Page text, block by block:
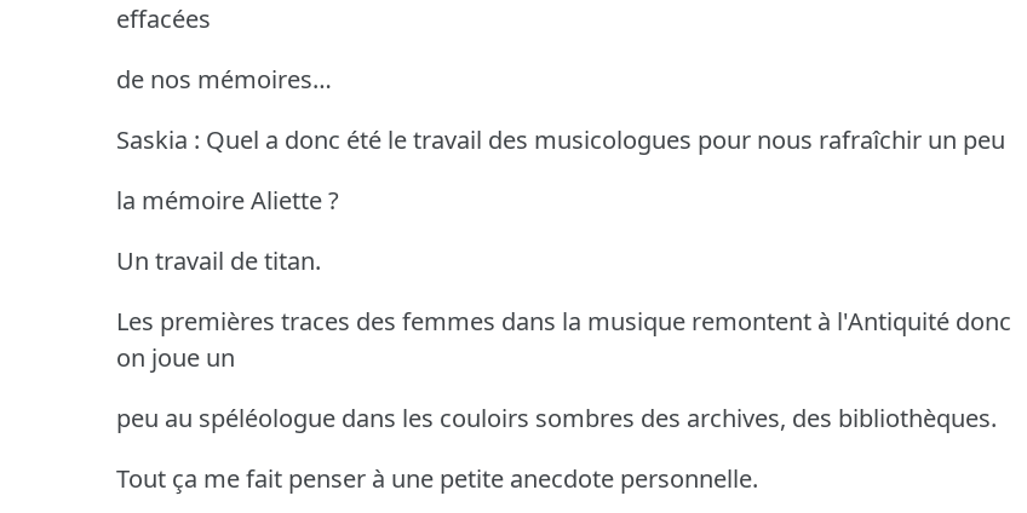
effacées
de nos mémoires…
Saskia : Quel a donc été le travail des musicologues pour nous rafraîchir un peu
la mémoire Aliette ?
Un travail de titan.
Les premières traces des femmes dans la musique remontent à l'Antiquité donc
on joue un
peu au spéléologue dans les couloirs sombres des archives, des bibliothèques.
Tout ça me fait penser à une petite anecdote personnelle.